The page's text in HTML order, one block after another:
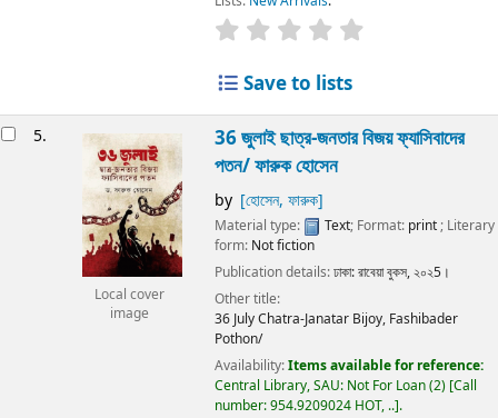
Save to lists
5.
Local cover
image
36 জুলাই ছাত্র-জনতার বিজয় ফ্যাসিবাদের
পতন/ফারুক হোসেন
by [হোসেন, ফারুক]
Material type: Text; Format: print; Literary
form: Not fiction
Publication details:ঢাকা:রাবেয়া বুকস,২০২5।
Other title:
36 July Chatra-Janatar Bijoy, Fashibader
Pothon/
Availability:Items available for reference:
Central Library, SAU: Not For Loan(2) Call
number:954.9209024 HOT, .. .